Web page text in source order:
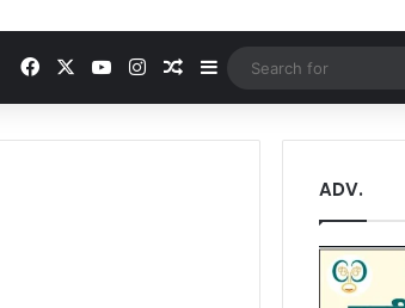
FacebookYouTubeInstagramRandom Article
Sidebar
ADV.